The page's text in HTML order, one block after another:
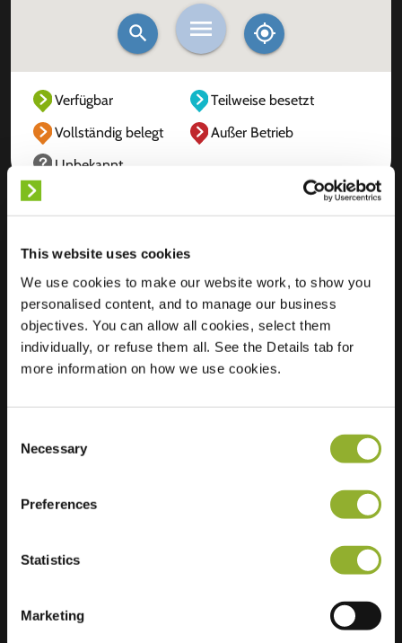
This website uses cookies
We use cookies to make our website work, to show you
personalised content, and to manage our business
objectives. You can allow all cookies, select them
individually, or refuse them all. See the Details tab for
more information on how we use cookies.
Selection
Necessary
Preferences
Statistics
Marketing
Verfügbar
Teilweise besetzt
Vollständig belegt
Außer Betrieb
Unbekannt
Standort
Jacoba van
Beierenlaan 138
2353 DW
Leiderdorp
Niederlande
Regular Charging 2 of 2 available
Zusätzliche Informationen